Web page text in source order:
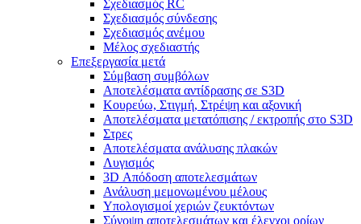
Σχεδιασμός RC
Σχεδιασμός σύνδεσης
Σχεδιασμός ανέμου
Μέλος σχεδιαστής
Επεξεργασία μετά
Σύμβαση συμβόλων
Αποτελέσματα αντίδρασης σε S3D
Κουρεύω, Στιγμή, Στρέψη και αξονική
Αποτελέσματα μετατόπισης / εκτροπής στο S3D
Στρες
Αποτελέσματα ανάλυσης πλακών
Λυγισμός
3D Απόδοση αποτελεσμάτων
Ανάλυση μεμονωμένου μέλους
Υπολογισμοί χεριών ζευκτόντων
Σύνοψη αποτελεσμάτων και έλεγχοι ορίων